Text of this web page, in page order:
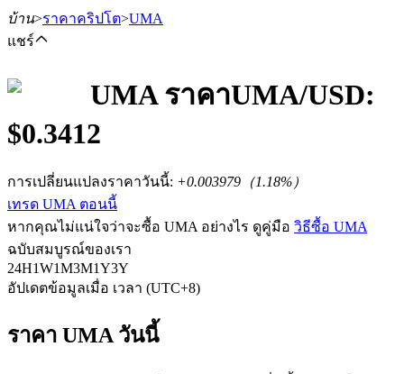
ฟิวเจอร์ส
ฟิวเจอร์ส USDT
บ้าน>ราคาคริปโต>UMA
แชร์
UMA ราคาUMA/USD:
$0.3412
การเปลี่ยนแปลงราคาวันนี้: +0.003979 （1.18%）
เทรด UMA ตอนนี้
หากคุณไม่แน่ใจว่าจะซื้อ UMA อย่างไร ดูคู่มือ วิธีซื้อ UMA
ฉบับสมบูรณ์ของเรา
24H1W1M3M1Y3Y
อัปเดตข้อมูลเมื่อ เวลา (UTC+8)
ราคา UMA วันนี้